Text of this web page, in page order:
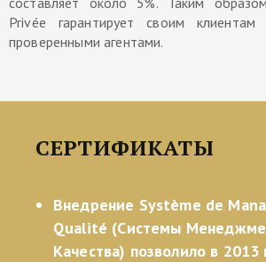
Privée гарантирует своим клиентам
проверенными агентами.
СЕРТИФИКАТЫ
Внедрение Système de
Qualité (Системы
Качества) позволило в 2013